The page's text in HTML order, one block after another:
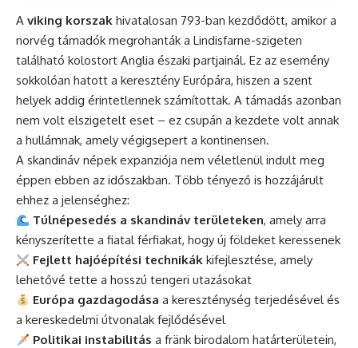
A viking korszak hivatalosan 793-ban kezdődött, amikor a
norvég támadók megrohanták a Lindisfarne-szigeten
található kolostort Anglia északi partjainál. Ez az esemény
sokkolóan hatott a keresztény Európára, hiszen a szent
helyek addig érintetlennek számítottak. A támadás azonban
nem volt elszigetelt eset – ez csupán a kezdete volt annak
a hullámnak, amely végigsepert a kontinensen.
A skandináv népek expanziója nem véletlenül indult meg
éppen ebben az időszakban. Több tényező is hozzájárult
ehhez a jelenséghez:
Túlnépesedés a skandináv területeken, amely arra
kényszerítette a fiatal férfiakat, hogy új földeket keressenek
Fejlett hajóépítési technikák kifejlesztése, amely
lehetővé tette a hosszú tengeri utazásokat
Európa gazdagodása a kereszténység terjedésével és
a kereskedelmi útvonalak fejlődésével
Politikai instabilitás a fränk birodalom határterületein,